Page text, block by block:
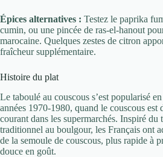
Épices alternatives : Testez le paprika
cumin, ou une pincée de ras-el-hanout
marocaine. Quelques zestes de citron
fraîcheur supplémentaire.
Histoire du plat
Le taboulé au couscous s’est popularisé
années 1970-1980, quand le couscous est
courant dans les supermarchés. Inspiré du
traditionnel au boulgour, les Français ont
de la semoule de couscous, plus rapide à
douce en goût.